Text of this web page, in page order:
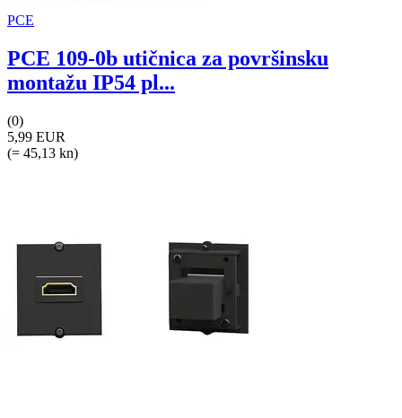
PCE
PCE 109-0b utičnica za površinsku
montažu IP54 pl...
(0)
5,99 EUR
(= 45,13 kn)